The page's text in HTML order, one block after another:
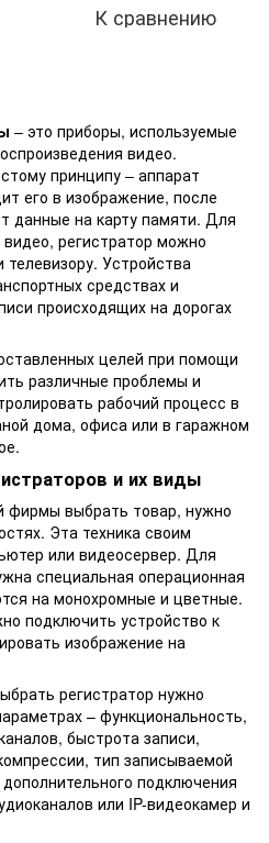
К сравнению
– это приборы, используемые
видео.
принципу – аппарат
его в изображение, после
данные на карту памяти. Для
регистратор можно
Устройства
средствах и
происходящих на дорогах
целей при помощи
различные проблемы и
рабочий процесс в
дома, офиса или в гаражном
и их виды
фирмы выбрать товар, нужно
Эта техника своим
или видеосервер. Для
специальная операционная
на монохромные и цветные.
подключить устройство к
изображение на
регистратор нужно
– функциональность,
быстрота записи,
тип записываемой
подключения
или IP-видеокамер и